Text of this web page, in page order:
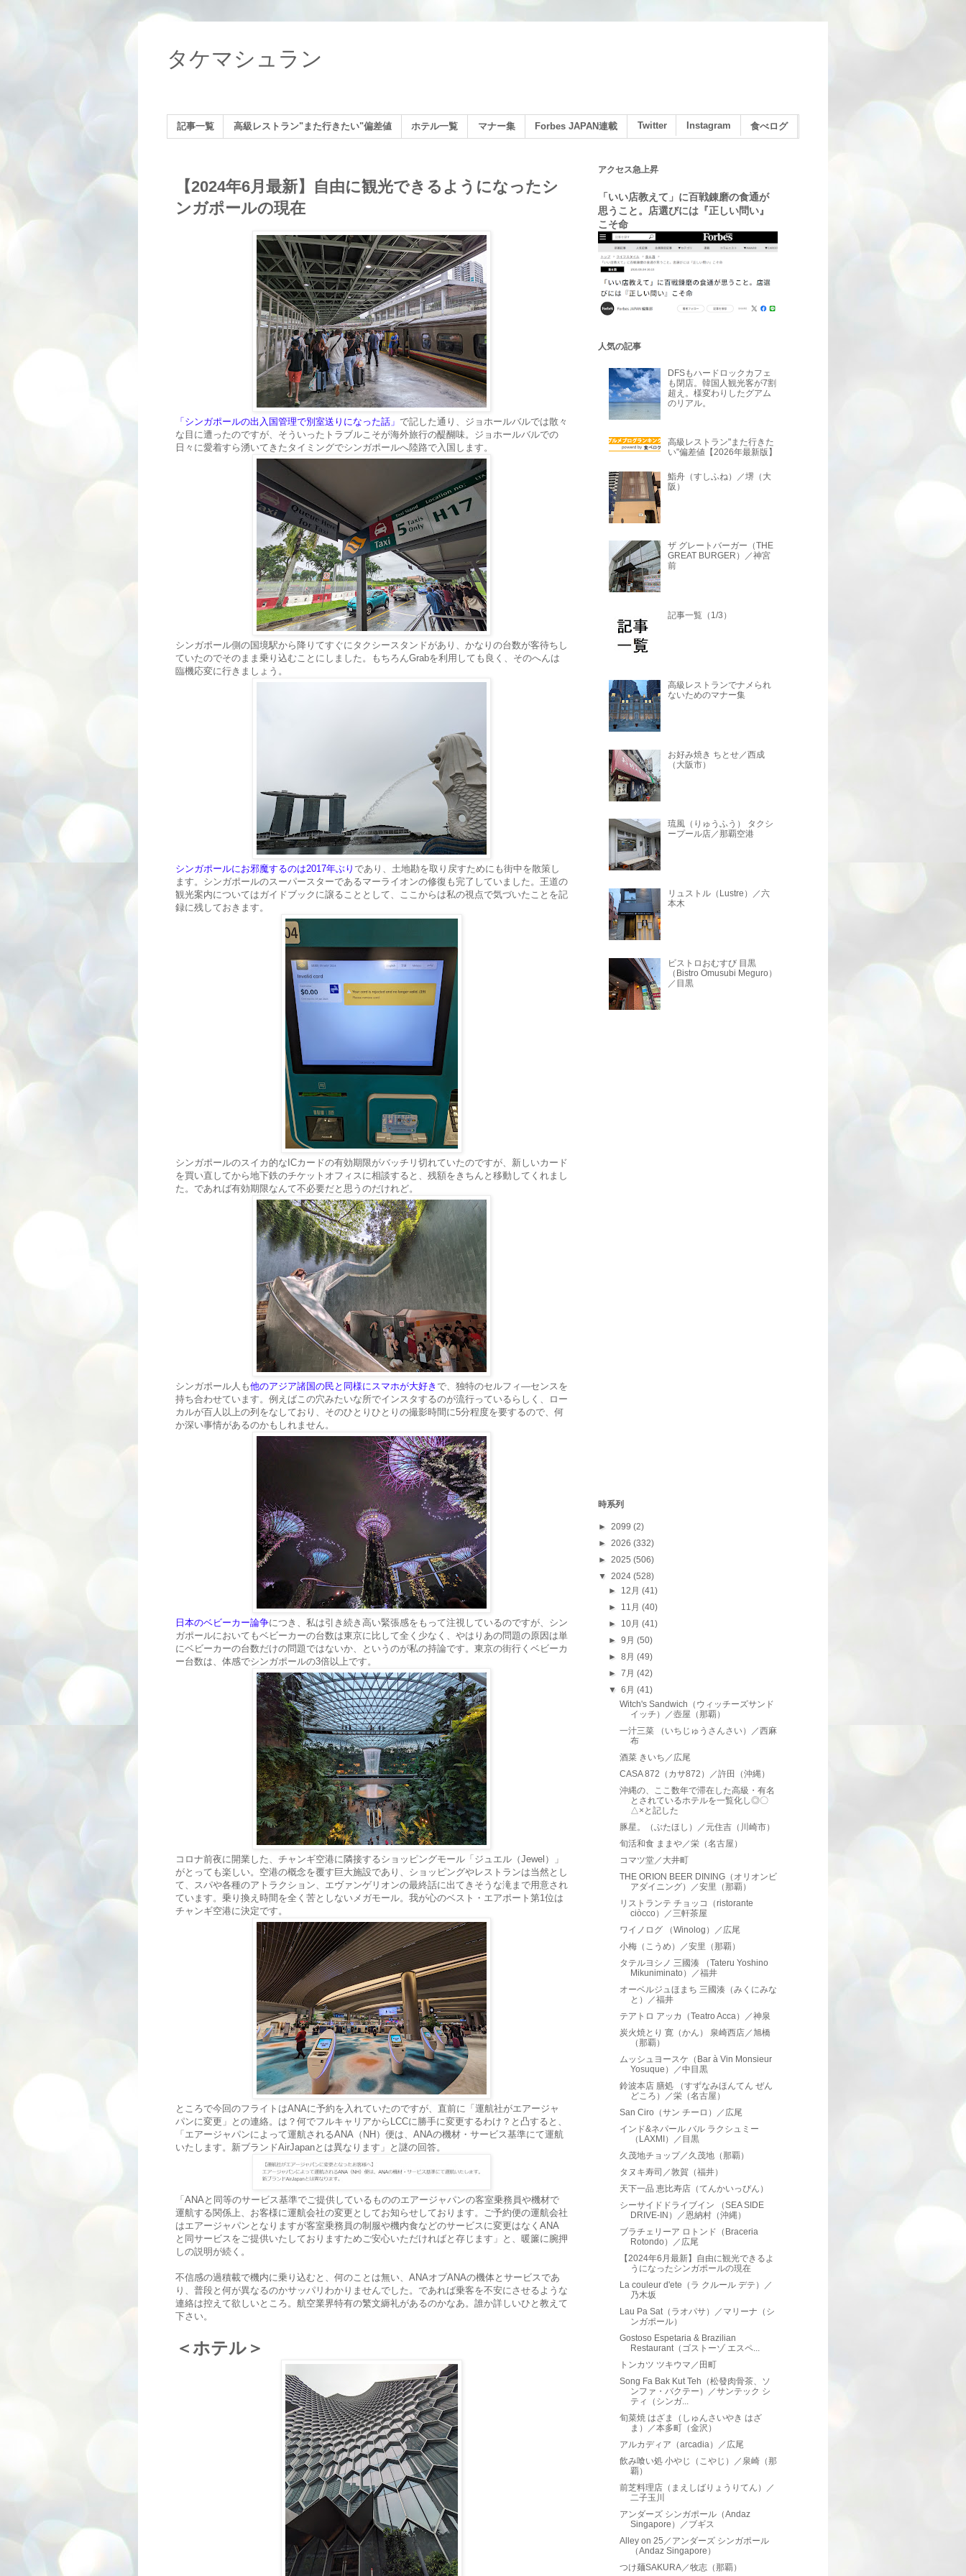
タケマシュラン
記事一覧 高級レストラン"また行きたい"偏差値 ホテル一覧 マナー集 Forbes JAPAN連載 Twitter Instagram 食べログ
【2024年6月最新】自由に観光できるようになったシ
ンガポールの現在
「シンガポールの出入国管理で別室送りになった話」 で記した通り、ジョホールバルでは散々
な目に遭ったのですが、そういったトラブルこそが海外旅行の醍醐味。ジョホールバルでの
日々に愛着すら湧いてきたタイミングでシンガポールへ陸路で入国します。
シンガポール側の国境駅から降りてすぐにタクシースタンドがあり、かなりの台数が客待ちし
ていたのでそのまま乗り込むことにしました。もちろんGrabを利用しても良く、そのへんは
臨機応変に行きましょう。
シンガポールにお邪魔するのは2017年ぶり であり、土地勘を取り戻すためにも街中を散策し
ます。シンガポールのスーパースターであるマーライオンの修復も完了していました。王道の
観光案内についてはガイドブックに譲ることとして、ここからは私の視点で気づいたことを記
録に残しておきます。
シンガポールのスイカ的なICカードの有効期限がバッチリ切れていたのですが、新しいカード
を買い直してから地下鉄のチケットオフィスに相談すると、残額をきちんと移動してくれまし
た。であれば有効期限なんて不必要だと思うのだけれど。
シンガポール人も他のアジア諸国の民と同様にスマホが大好き で、独特のセルフィ―センスを
持ち合わせています。例えばこの穴みたいな所でインスタするのが流行っているらしく、ロー
カルが百人以上の列をなしており、そのひとりひとりの撮影時間に5分程度を要するので、何
か深い事情があるのかもしれません。
日本のベビーカー論争につき、私は引き続き高い緊張感をもって注視しているのですが、シン
ガポールにおいてもベビーカーの台数は東京に比して全く少なく、やはりあの問題の原因は単
にベビーカーの台数だけの問題ではないか、というのが私の持論です。東京の街行くベビーカ
ー台数は、体感でシンガポールの3倍以上です。
コロナ前夜に開業した、チャンギ空港に隣接するショッピングモール「ジュエル（Jewel）」
がとっても楽しい。空港の概念を覆す巨大施設であり、ショッピングやレストランは当然とし
て、スパや各種のアトラクション、エヴァンゲリオンの最終話に出てきそうな滝まで用意され
ています。乗り換え時間を全く苦としないメガモール。我が心のベスト・エアポート第1位は
チャンギ空港に決定です。
ところで今回のフライトはANAに予約を入れていたのですが、直前に「運航社がエアージャ
パンに変更」との連絡。は？何でフルキャリアからLCCに勝手に変更するわけ？と凸すると、
「エアージャパンによって運航されるANA（NH）便は、ANAの機材・サービス基準にて運航
いたします。新ブランドAirJapanとは異なります」と謎の回答。
「ANAと同等のサービス基準でご提供しているもののエアージャパンの客室乗務員や機材で
運航する関係上、お客様に運航会社の変更としてお知らせしております。ご予約便の運航会社
はエアージャパンとなりますが客室乗務員の制服や機内食などのサービスに変更はなくANA
と同サービスをご提供いたしておりますためご安心いただければと存じます」と、暖簾に腕押
しの説明が続く。
不信感の過積載で機内に乗り込むと、何のことは無い、ANAオブANAの機体とサービスであ
り、普段と何が異なるのかサッパリわかりませんでした。であれば乗客を不安にさせるような
連絡は控えて欲しいところ。航空業界特有の繁文縟礼があるのかなあ。誰か詳しいひと教えて
下さい。
＜ホテル＞
アクセス急上昇
「いい店教えて」に百戦錬磨の食通が
思うこと。店選びには『正しい問い』
こそ命
人気の記事
DFSもハードロックカフェ
も閉店。韓国人観光客が7割
超え。様変わりしたグアム
のリアル。
高級レストラン"また行きた
い"偏差値【2026年最新版】
鮨舟（すしふね）／堺（大
阪）
ザ グレートバーガー（THE
GREAT BURGER）／神宮
前
記事一覧（1/3）
高級レストランでナメられ
ないためのマナー集
お好み焼き ちとせ／西成
（大阪市）
琉風（りゅうふう） タクシ
ープール店／那覇空港
リュストル（Lustre）／六
本木
ビストロおむすび 目黒
（Bistro Omusubi Meguro）
／目黒
時系列
► 2099 (2)
► 2026 (332)
► 2025 (506)
▼ 2024 (528)
► 12月(41)
► 11月(40)
► 10月(41)
►9月(50)
►8月(49)
►7月(42)
▼6月(41)
Witch's Sandwich（ウィッチーズサンド
イッチ）／壺屋（那覇）
一汁三菜 （いちじゅうさんさい）／西麻
布
酒菜 きいち／広尾
CASA 872（カサ872）／許田（沖縄）
沖縄の、ここ数年で滞在した高級・有名
とされているホテルを一覧化し◎〇
△×と記した
豚星。（ぶたほし）／元住吉（川崎市）
旬活和食 ままや／栄（名古屋）
コマツ堂／大井町
THE ORION BEER DINING（オリオンビ
アダイニング）／安里（那覇）
リストランテ チョッコ（ristorante
ciòcco）／三軒茶屋
ワイノログ （Winolog）／広尾
小梅（こうめ）／安里（那覇）
タテルヨシノ 三國湊 （Tateru Yoshino
Mikuniminato）／福井
オーベルジュほまち 三國湊（みくにみな
と）／福井
テアトロ アッカ（Teatro Acca）／神泉
炭火焼とり 寛（かん） 泉崎西店／旭橋
（那覇）
ムッシュヨースケ（Bar à Vin Monsieur
Yosuque）／中目黒
鈴波本店 膳処 （すずなみほんてん ぜん
どころ）／栄（名古屋）
San Ciro（サン チーロ）／広尾
インド&ネパール バル ラクシュミー
（LAXMI）／目黒
久茂地チョップ／久茂地（那覇）
タヌキ寿司／敦賀（福井）
天下一品 恵比寿店（てんかいっぴん）
シーサイドドライブイン （SEA SIDE
DRIVE-IN）／恩納村（沖縄）
ブラチェリーア ロトンド（Braceria
Rotondo）／広尾
【2024年6月最新】自由に観光できるよ
うになったシンガポールの現在
La couleur d'ete（ラ クルール デテ）／
乃木坂
Lau Pa Sat（ラオパサ）／マリーナ（シ
ンガポール）
Gostoso Espetaria & Brazilian
Restaurant（ゴストーゾ エスペ...
トンカツ ツキウマ／田町
Song Fa Bak Kut Teh（松發肉骨茶、ソ
ンファ・バクテー）／サンテック シ
ティ（シンガ...
旬菜焼 はざま（しゅんさいやき はざ
ま）／本多町（金沢）
アルカディア（arcadia）／広尾
飲み喰い処 小やじ（こやじ）／泉崎（那
覇）
前芝料理店（まえしばりょうりてん）／
二子玉川
アンダーズ シンガポール（Andaz
Singapore）／ブギス
Alley on 25／アンダーズ シンガポール
（Andaz Singapore）
つけ麺SAKURA／牧志（那覇）